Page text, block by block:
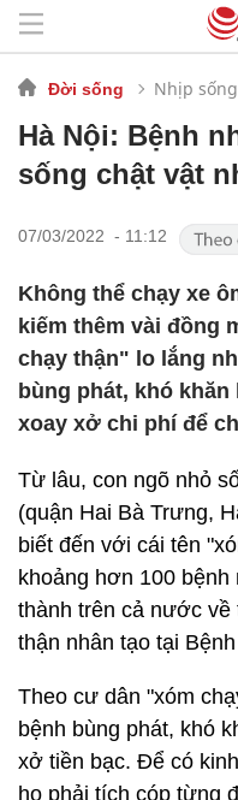
Đời sống Nhịp sống
Hà Nội: Bệnh
sống chật vật
07/03/2022 - 11:12
Không thể chạy xe
kiếm thêm vài đồng
chạy thận" lo lắng
bùng phát, khó
xoay xở chi phí để
Từ lâu, con ngõ nhỏ
(quận Hai Bà Trưng,
biết đến với cái tên
khoảng hơn 100
thành trên cả nước về
thận nhân tạo tại
Theo cư dân "xóm
bệnh bùng phát, khó
xở tiền bạc. Để có
họ phải tích cóp từng